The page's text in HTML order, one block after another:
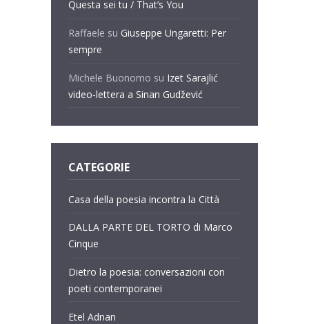
Questa sei tu / That’s You
Raffaele su Giuseppe Ungaretti: Per
sempre
Michele Buonomo su Izet Sarajlić
video-lettera a Sinan Gudžević
CATEGORIE
Casa della poesia incontra la Città
DALLA PARTE DEL TORTO di Marco
Cinque
Dietro la poesia: conversazioni con
poeti contemporanei
Etel Adnan